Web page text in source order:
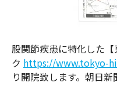
股関節疾患に特化した
ク https://www.tokyo-
り開院致します。朝日